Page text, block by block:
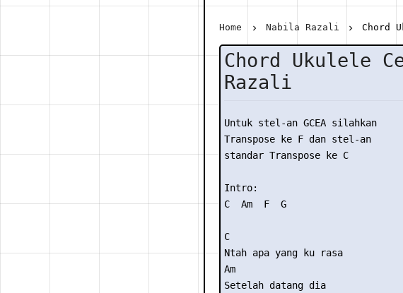
Home Nabila Razali Chord
Chord Ukulele
Razali
Untuk stel-an GCEA silahkan
Transpose ke F dan stel-an
standar Transpose ke C
Intro:
C  Am  F  G
C
Ntah apa yang ku rasa
Am
Setelah datang dia